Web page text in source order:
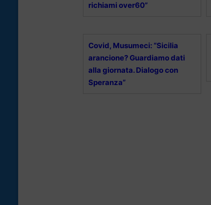
richiami over60”
Covid, Musumeci: “Sicilia
arancione? Guardiamo dati
alla giornata. Dialogo con
Speranza”